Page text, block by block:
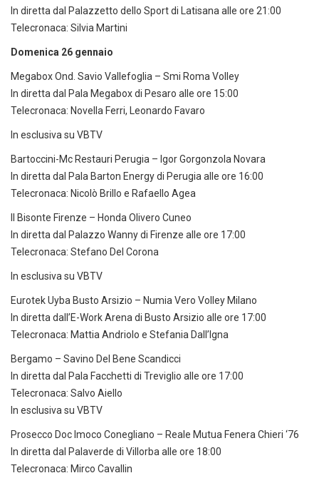
In diretta dal Palazzetto dello Sport di Latisana alle ore 21:00
Telecronaca: Silvia Martini
Domenica 26 gennaio
Megabox Ond. Savio Vallefoglia – Smi Roma Volley
In diretta dal Pala Megabox di Pesaro alle ore 15:00
Telecronaca: Novella Ferri, Leonardo Favaro
In esclusiva su VBTV
Bartoccini-Mc Restauri Perugia – Igor Gorgonzola Novara
In diretta dal Pala Barton Energy di Perugia alle ore 16:00
Telecronaca: Nicolò Brillo e Rafaello Agea
Il Bisonte Firenze – Honda Olivero Cuneo
In diretta dal Palazzo Wanny di Firenze alle ore 17:00
Telecronaca: Stefano Del Corona
In esclusiva su VBTV
Eurotek Uyba Busto Arsizio – Numia Vero Volley Milano
In diretta dall’E-Work Arena di Busto Arsizio alle ore 17:00
Telecronaca: Mattia Andriolo e Stefania Dall’Igna
Bergamo – Savino Del Bene Scandicci
In diretta dal Pala Facchetti di Treviglio alle ore 17:00
Telecronaca: Salvo Aiello
In esclusiva su VBTV
Prosecco Doc Imoco Conegliano – Reale Mutua Fenera Chieri ‘76
In diretta dal Palaverde di Villorba alle ore 18:00
Telecronaca: Mirco Cavallin